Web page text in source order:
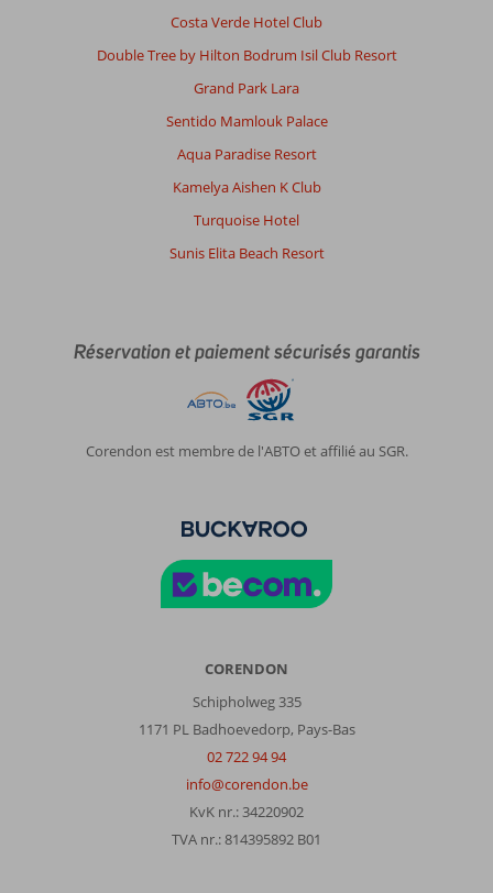
Costa Verde Hotel Club
Double Tree by Hilton Bodrum Isil Club Resort
Grand Park Lara
Sentido Mamlouk Palace
Aqua Paradise Resort
Kamelya Aishen K Club
Turquoise Hotel
Sunis Elita Beach Resort
Réservation et paiement sécurisés garantis
Corendon est membre de l'ABTO et affilié au SGR.
CORENDON
Schipholweg 335
1171 PL Badhoevedorp, Pays-Bas
02 722 94 94
info@corendon.be
KvK nr.: 34220902
TVA nr.: 814395892 B01